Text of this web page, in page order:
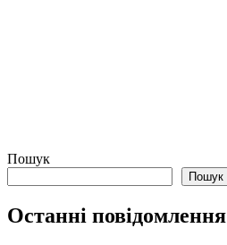
Пошук
Пошук
Останні повідомлення